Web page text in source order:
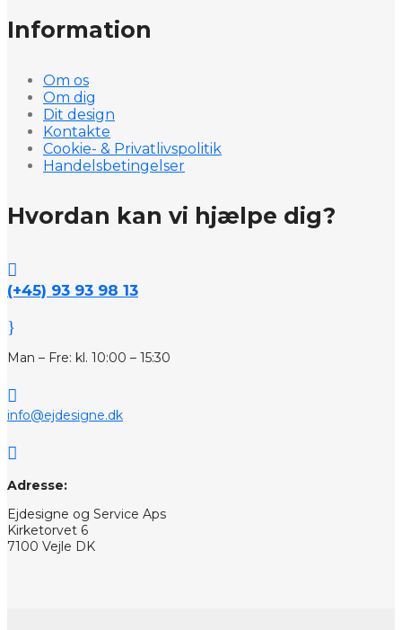
Information
Om os
Om dig
Dit design
Kontakte
Cookie- & Privatlivspolitik
Handelsbetingelser
Hvordan kan vi hjælpe dig?

(+45) 93 93 98 13
}
Man – Fre: kl. 10:00 – 15:30

info@ejdesigne.dk

Adresse:
Ejdesigne og Service Aps
Kirketorvet 6
7100 Vejle DK